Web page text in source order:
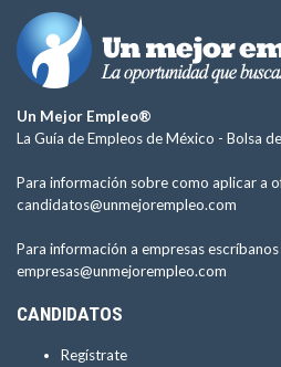
Un Mejor Empleo®
La Guía de Empleos de México - Bolsa
Para información sobre como aplicar a
candidatos@unmejorempleo.com
Para información a empresas escríbanos
empresas@unmejorempleo.com
CANDIDATOS
Regístrate